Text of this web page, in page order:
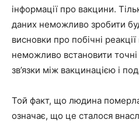
інформації про вакцини.
даних неможливо зробити
висновки про побічні
неможливо встановити
зв’язки між вакцинацією і
Той факт, що людина померла
означає, що це сталося